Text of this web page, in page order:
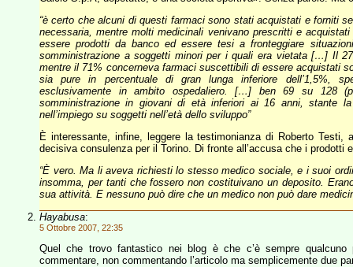
“è certo che alcuni di questi farmaci sono stati acquistati e forniti
necessaria, mentre molti medicinali venivano prescritti e
essere prodotti da banco ed essere tesi a fronteggiare
somministrazione a soggetti minori per i quali era vietata […] Il
mentre il 71% concerneva farmaci suscettibili di essere acquistati
sia pure in percentuale di gran lunga inferiore dell’1,5%,
esclusivamente in ambito ospedaliero. […] ben 69 su 128
somministrazione in giovani di età inferiori ai 16 anni, stante
nell’impiego su soggetti nell’età dello sviluppo”
È interessante, infine, leggere la testimonianza di Roberto
decisiva consulenza per il Torino. Di fronte all’accusa che i
“È vero. Ma li aveva richiesti lo stesso medico sociale, e i suoi
insomma, per tanti che fossero non costituivano un deposito.
sua attività. E nessuno può dire che un medico non può dare
Hayabusa:
5 Ottobre 2007, 22:35
Quel che trovo fantastico nei blog è che c’è sempre
commentare, non commentando l’articolo ma semplicemente due